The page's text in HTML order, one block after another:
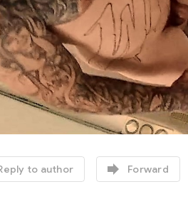
to author  Forward